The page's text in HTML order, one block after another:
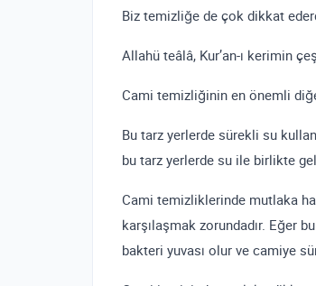
Biz temizliğe de çok dikkat
Allahü teâlâ, Kur’an-ı kerimin
Cami temizliğinin en önemli
Bu tarz yerlerde sürekli su
bu tarz yerlerde su ile birlikte
Cami temizliklerinde mutlaka
karşılaşmak zorundadır. Eğer
bakteri yuvası olur ve camiye